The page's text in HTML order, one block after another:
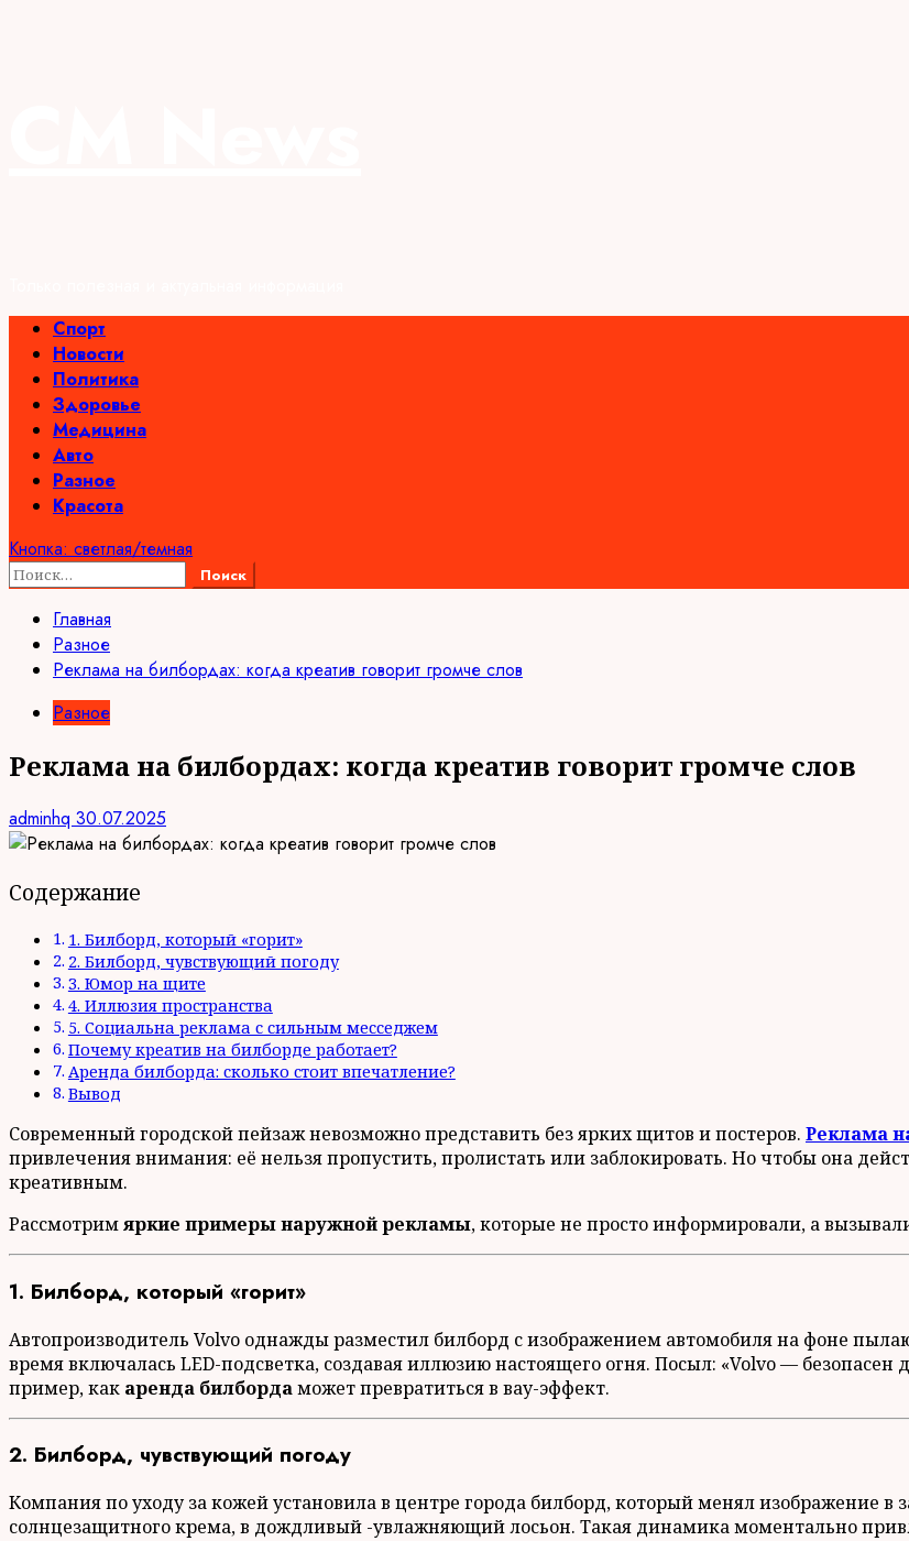
Основное
меню
Спорт
Новости
Политика
Здоровье
Медицина
Авто
Разное
Красота
Кнопка: светлая/темная
Найти:
Главная
Разное
Реклама на билбордах: когда креатив говорит громче слов
Разное
Реклама на билбордах: когда креатив говорит громче слов
adminhq 30.07.2025
Содержание
1. Билборд, который «горит»
2. Билборд, чувствующий погоду
3. Юмор на щите
4. Иллюзия пространства
5. Социальна реклама с сильным месседжем
Почему креатив на билборде работает?
Аренда билборда: сколько стоит впечатление?
Вывод
Современный городской пейзаж невозможно представить без ярких щитов и постеров. Реклама
привлечения внимания: её нельзя пропустить, пролистать или заблокировать. Но чтобы она
креативным.
Рассмотримяркие примеры наружной рекламы, которые не просто информировали, а
1. Билборд, который «горит»
Автопроизводитель Volvo однажды разместил билборд с изображением автомобиля на фоне
время включалась LED-подсветка, создавая иллюзию настоящего огня. Посыл: «Volvo —
пример, как аренда билбордаможет превратиться в вау-эффект.
2. Билборд, чувствующий погоду
Компания по уходу за кожей установила в центре города билборд, который менял изображение
солнцезащитного крема, в дождливый -увлажняющий лосьон. Такая динамика моментально